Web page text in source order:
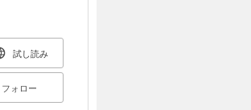
試し読み
フォロー